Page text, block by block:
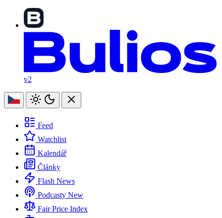
v2
Feed
Watchlist
Kalendář
Články
Flash News
Podcasty New
Fair Price Index